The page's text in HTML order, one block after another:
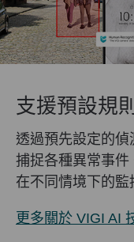
支援預設規
透過預先設定的偵
捕捉各種異常事
在不同情境下的監
更多關於 VIGI AI